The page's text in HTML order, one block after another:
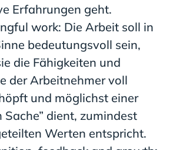
Erfahrungen geht.
work: Die Arbeit soll in
bedeutungsvoll sein,
die Fähigkeiten und
der Arbeitnehmer voll
und möglichst einer
Sache” dient, zumindest
Werten entspricht.